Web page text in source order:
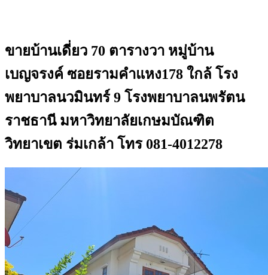
ขายบ้านเดี่ยว 70 ตารางวา หมู่บ้าน
เบญจรงค์ ซอยรามคำแหง178 ใกล้ โรง
พยาบาลนวมินทร์ 9 โรงพยาบาลนพรัตน
ราชธานี มหาวิทยาลัยเกษมบัณฑิต
วิทยาเขต ร่มเกล้า โทร 081-4012278